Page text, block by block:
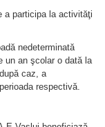
participa la activităţi
nedeterminată
un an şcolar o dată la
caz, a
respectivă.